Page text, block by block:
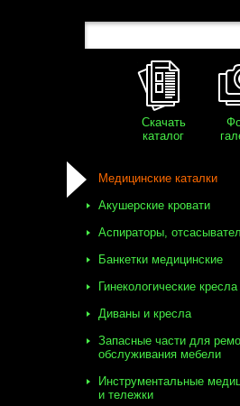
Скачать
каталог
Медицинские каталки
Акушерские кровати
Аспираторы,
Банкетки медицинские
Гинекологические кресла
Диваны и кресла
Запасные части для
обслуживания мебели
Инструментальные
и тележки